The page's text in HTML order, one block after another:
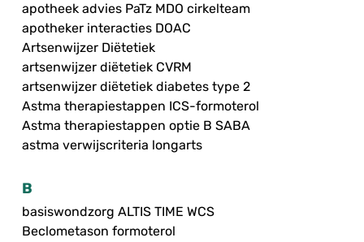
apotheek advies PaTz MDO cirkelteam
apotheker interacties DOAC
Artsenwijzer Diëtetiek
artsenwijzer diëtetiek CVRM
artsenwijzer diëtetiek diabetes type 2
Astma therapiestappen ICS-formoterol
Astma therapiestappen optie B SABA
astma verwijscriteria longarts
B
basiswondzorg ALTIS TIME WCS
Beclometason formoterol